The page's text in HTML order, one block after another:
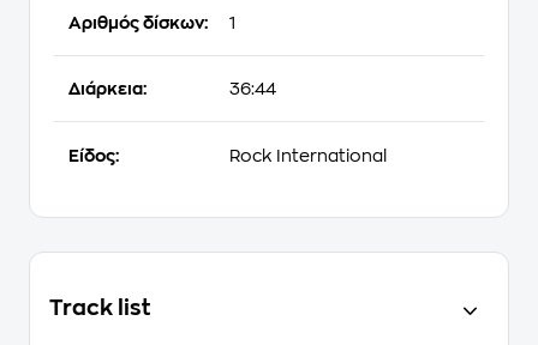
Αριθμός δίσκων: 1
Διάρκεια: 36:44
Είδος: Rock International
Track list